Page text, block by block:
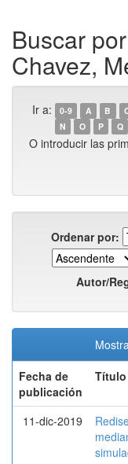
Buscar
Chavez,
Ir a: 0-9 A B
N
O P Q
O introducir las
Ordenar por:
Autor/
Fecha de
publicación
Título
11-dic-2019